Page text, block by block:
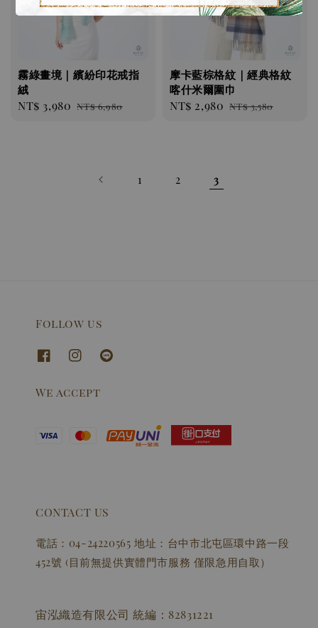
霧綠畫境｜繽紛印花戒指
絨
Sale
NT$ 3,980 Regular
NT$ 6,980
摩卡藍棕格紋｜經典格紋
喀什米爾圍巾
Sale
NT$ 2,980 Regular
NT$ 3,580
1 2 3
Follow us
We accept
CONTACT US
電話：04-24220565 地址：台中市北屯區環中路一段
452號 (目前無提供實體門市服務 僅限急用自取）
宙泓織造有限公司 統編：82831221